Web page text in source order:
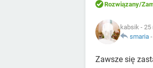
Rozwiązany/
kabsik - 25
smaria -
Zawsze się